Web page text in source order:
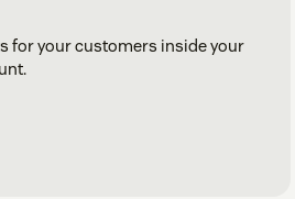
for your customers inside your